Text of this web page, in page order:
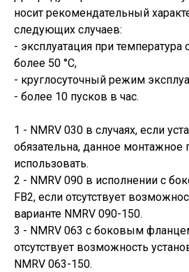
носит рекомендательный
следующих случаев:
- эксплуатация при
более 50 °С,
- круглосуточный режим
- более 10 пусков в час.
1 - NMRV 030 в случаях, если
обязательна, данное
использовать.
2 - NMRV 090 в исполнении с
FB2, если отсутствует
варианте NMRV 090-150.
3 - NMRV 063 с боковым
отсутствует возможность
NMRV 063-150.